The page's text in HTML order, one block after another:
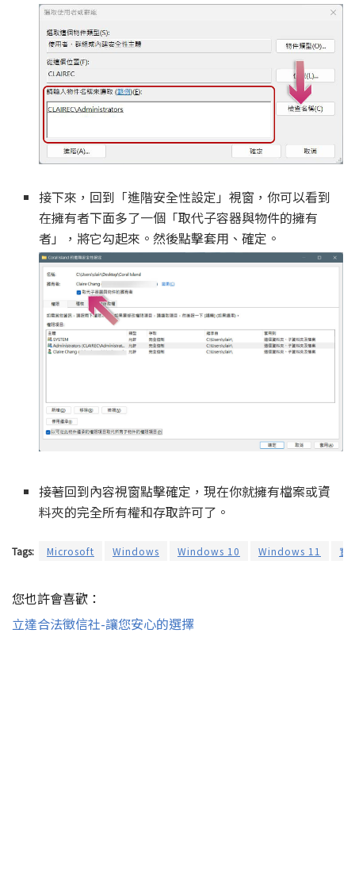
接下來，回到「進階安全性設定」視窗，你可以看到
在擁有者下面多了一個「取代子容器與物件的擁有
者」，將它勾起來。然後點擊套用、確定。
接著回到內容視窗點擊確定，現在你就擁有檔案或資
料夾的完全所有權和存取許可了。
Tags: Microsoft Windows Windows 10 Windows 11 實
您也許會喜歡：
立達合法徵信社-讓您安心的選擇